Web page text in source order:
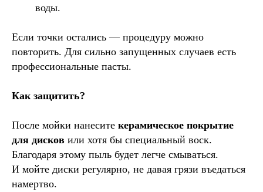
воды.
Если точки остались — процедуру можно
повторить. Для сильно запущенных случаев есть
профессиональные пасты.
Как защитить?
После мойки нанесите керамическое покрытие
для дисков или хотя бы специальный воск.
Благодаря этому пыль будет легче смываться.
И мойте диски регулярно, не давая грязи въедаться
намертво.